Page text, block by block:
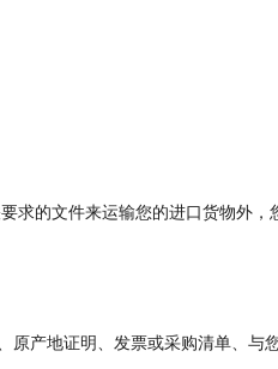
的文件来运输您的进口货物外
原产地证明、发票或采购清单、与